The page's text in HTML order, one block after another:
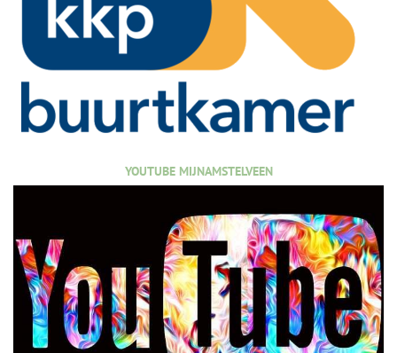
YOUTUBE MIJNAMSTELVEEN